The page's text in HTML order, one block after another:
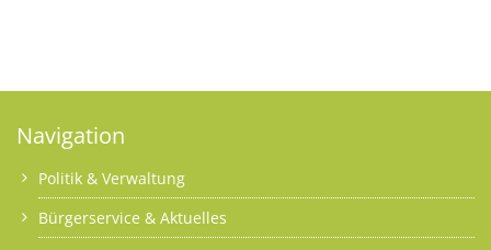
Navigation
Politik & Verwaltung
Bürgerservice & Aktuelles